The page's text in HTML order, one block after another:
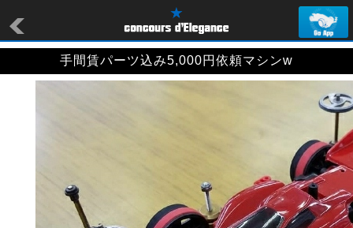
手間賃パーツ込み5,000円依頼マシンw